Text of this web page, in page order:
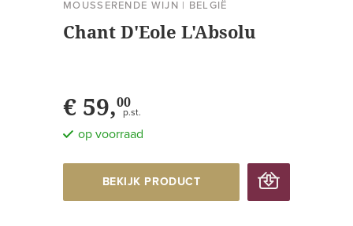
MOUSSERENDE WIJN | BELGIË
Chant D'Eole L'Absolu
€ 59,00
p.st.
op voorraad
BEKIJK PRODUCT